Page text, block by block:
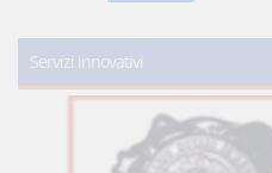
Servizi innovativi